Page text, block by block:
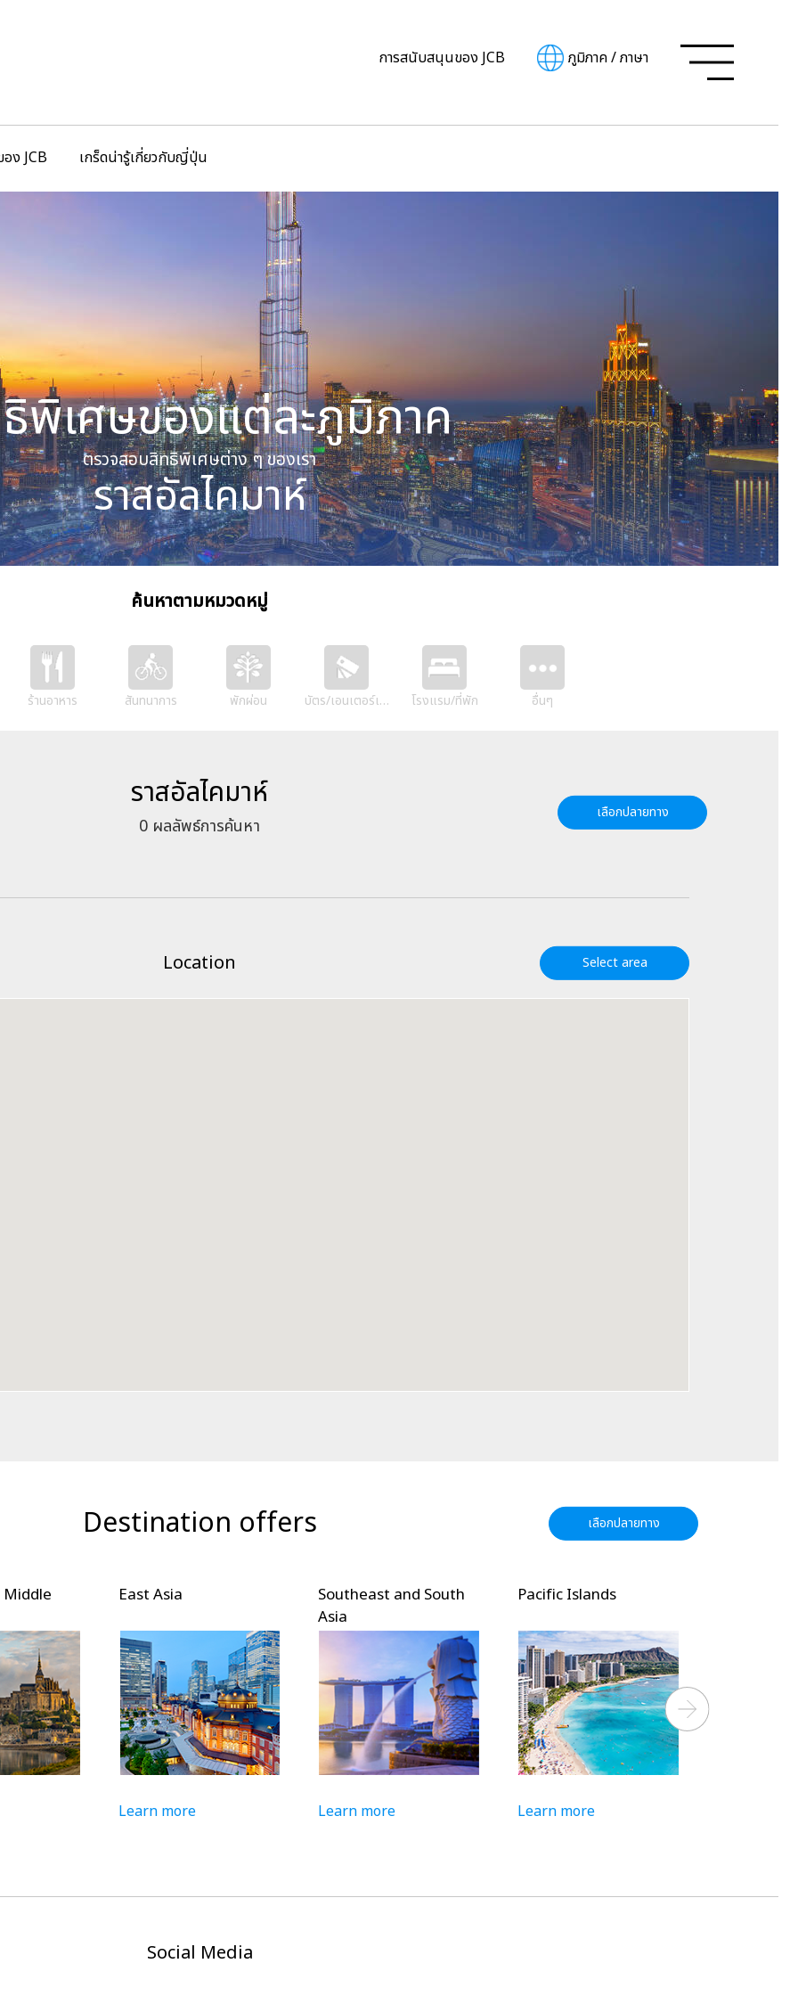
การสนับสนุนของ JCB ภูมิภาค/ภาษา
ง JCB เกร็ดน่ารู้เกี่ยวกับญี่ปุ่น
พิเศษของแต่ละภูมิภาค
ตรวจสอบสิทธิพิเศษต่าง ๆ ของเรา
ราสอัลไคมาห์
ค้นหาตามหมวดหมู่
ร้านอาหาร สันทนาการ พักผ่อน บัตร/เอนเตอร์เทนเม้นท์โรงแรม/ที่พัก อื่นๆ
ราสอัลไคมาห์
0 ผลลัพธ์การค้นหา
เลือกปลายทาง
Location Select area
Destination offers เลือกปลายทาง
Southeast and South
Learn more
Pacific Islands
Learn more
North America
Learn more
Next
Social Media